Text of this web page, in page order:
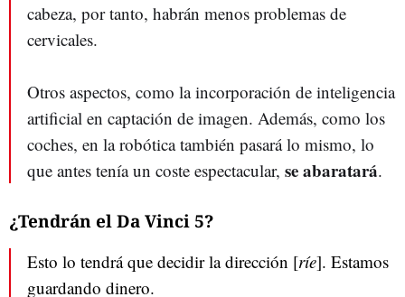
cabeza, por tanto, habrán menos problemas de
cervicales.
Otros aspectos, como la incorporación de inteligencia
artificial en captación de imagen. Además, como los
coches, en la robótica también pasará lo mismo, lo
que antes tenía un coste espectacular, se abaratará.
¿Tendrán el Da Vinci 5?
Esto lo tendrá que decidir la dirección [ríe]. Estamos
guardando dinero.